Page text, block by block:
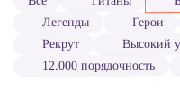
Легенды Герои
Рекрут Высокий
12.000 порядочность